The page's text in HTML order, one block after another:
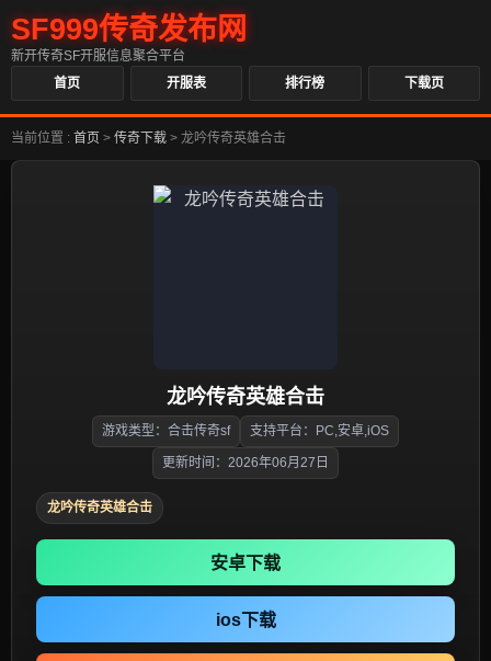
SF999传奇发布网
新开传奇SF开服信息聚合平台
首页
开服表 排行榜 下载页
当前位置 : 首页 > 传奇下载 > 龙吟传奇英雄合击
龙吟传奇英雄合击
游戏类型：合击传奇sf 支持平台：PC,安卓,iOS
更新时间：2026年06月27日
龙吟传奇英雄合击
安卓下载
ios下载